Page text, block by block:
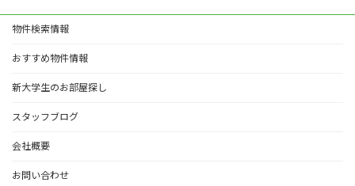
物件検索情報
おすすめ物件情報
新大学生のお部屋探し
スタッフブログ
会社概要
お問い合わせ